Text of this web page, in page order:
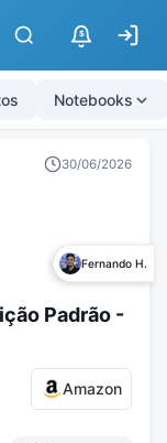
$
Notebooks
30/06/2026
Fernando H.
Padrão -
Amazon